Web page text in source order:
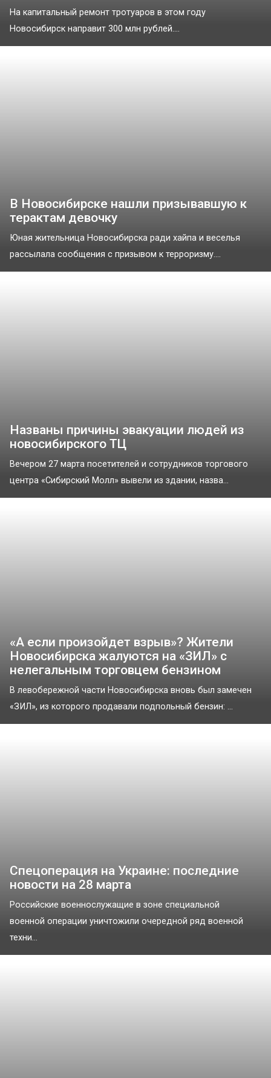
На капитальный ремонт тротуаров в этом году
Новосибирск направит 300 млн рублей....
В Новосибирске нашли призывавшую к
терактам девочку
Юная жительница Новосибирска ради хайпа и веселья
рассылала сообщения с призывом к терроризму....
Названы причины эвакуации людей из
новосибирского ТЦ
Вечером 27 марта посетителей и сотрудников торгового
центра «Сибирский Молл» вывели из здании, назва...
«А если произойдет взрыв»? Жители
Новосибирска жалуются на «ЗИЛ» с
нелегальным торговцем бензином
В левобережной части Новосибирска вновь был замечен
«ЗИЛ», из которого продавали подпольный бензин: ...
Спецоперация на Украине: последние
новости на 28 марта
Российские военнослужащие в зоне специальной
военной операции уничтожили очередной ряд военной
техни...